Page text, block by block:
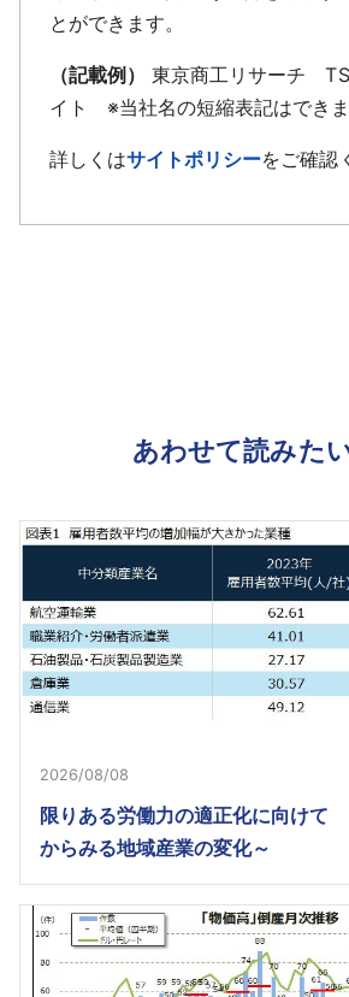
とができます。
（記載例）
東京商工リサーチ
イト ※当社名の短縮表記はできま
詳しくはサイトポリシーをご確認
あわせて読みた
2026/08/08
限りある労働力の適正化に向けて
からみる地域産業の変化～